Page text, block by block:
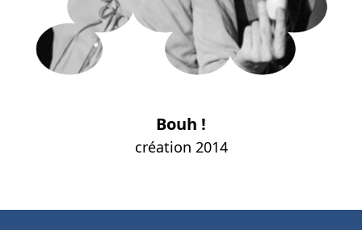
Bouh !
création 2014